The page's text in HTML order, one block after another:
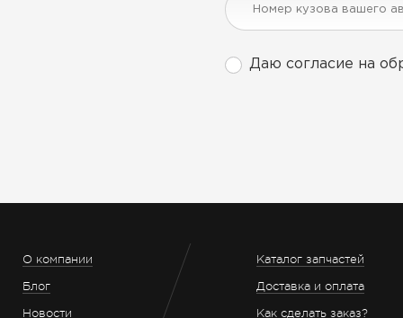
Даю согласие на
О компании
Блог
Новости
Каталог запчастей
Доставка и оплата
Как сделать заказ?